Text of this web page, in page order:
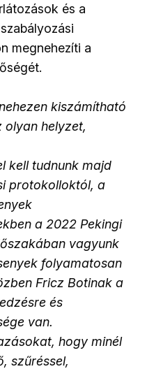
és a
megnehezíti a
kiszámítható
olyan helyzet,
kell tudnunk majd
protokolloktól, a
a 2022 Pekingi
vagyunk
folyamatosan
Fricz Botinak a
és
van.
hogy minél
szűréssel,